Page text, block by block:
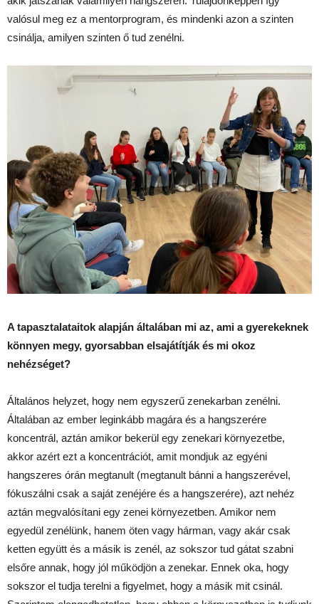
valósul meg ez a mentorprogram, és mindenki azon a szinten
csinálja, amilyen szinten ő tud zenélni.
A tapasztalataitok alapján általában mi az, ami a gyerekeknek
könnyen megy, gyorsabban elsajátítják és mi okoz
nehézséget?
Általános helyzet, hogy nem egyszerű zenekarban zenélni.
Általában az ember leginkább magára és a hangszerére
koncentrál, aztán amikor bekerül egy zenekari környezetbe,
akkor azért ezt a koncentrációt, amit mondjuk az egyéni
hangszeres órán megtanult (megtanult bánni a hangszerével,
fókuszálni csak a saját zenéjére és a hangszerére), azt nehéz
aztán megvalósítani egy zenei környezetben. Amikor nem
egyedül zenélünk, hanem öten vagy hárman, vagy akár csak
ketten együtt és a másik is zenél, az sokszor tud gátat szabni
elsőre annak, hogy jól működjön a zenekar. Ennek oka, hogy
sokszor el tudja terelni a figyelmet, hogy a másik mit csinál.